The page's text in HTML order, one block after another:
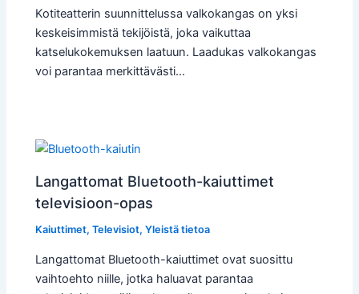
Kotiteatterin suunnittelussa valkokangas on yksi
keskeisimmistä tekijöistä, joka vaikuttaa
katselukokemuksen laatuun. Laadukas valkokangas
voi parantaa merkittävästi…
Langattomat Bluetooth-kaiuttimet
televisioon-opas
Kaiuttimet,Televisiot,Yleistä tietoa
Langattomat Bluetooth-kaiuttimet ovat suosittu
vaihtoehto niille, jotka haluavat parantaa